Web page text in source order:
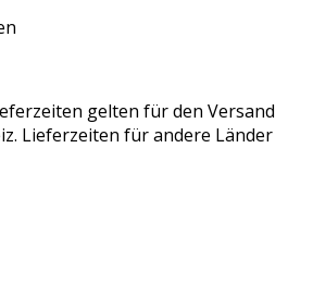
gelten für den Versand
Lieferzeiten für andere Länder